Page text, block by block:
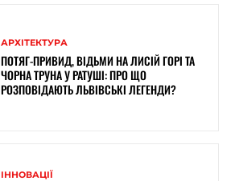
АРХІТЕКТУРА
ПОТЯГ-ПРИВИД, ВІДЬМИ НА ЛИСІЙ ГОРІ ТА
ЧОРНА ТРУНА У РАТУШІ: ПРО ЩО
РОЗПОВІДАЮТЬ ЛЬВІВСЬКІ ЛЕГЕНДИ?
ІННОВАЦІЇ